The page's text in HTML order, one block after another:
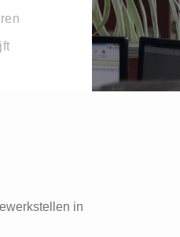
in